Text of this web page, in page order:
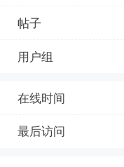
帖子
用户组
在线时间
最后访问